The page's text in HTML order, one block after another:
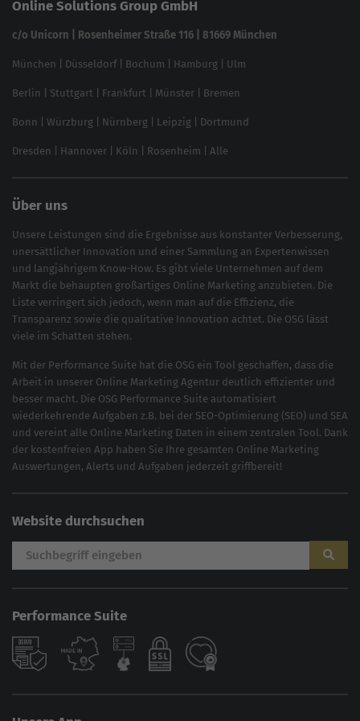
feed2content.ai
In ChatGPT gefunden werden
Linkbuilding 2025
Local SEO
SEO für Online Shops
Brand Monitoring 2025
Online Solutions Group GmbH
c/o Unicorn | Rosenheimer Straße 116 | 81669 München
München Düsseldorf| Bochum Hamburg Ulm
Berlin Stuttgart Frankfurt Münster Bremen
Bonn Würzburg Nürnberg Leipzig Dortmund
Dresden Hannover Köln Rosenheim Alle
Über uns
Unsere Leistungen sind die Ergebnisse aus konstanter Verbesserung,
unersättlicher Innovation und einer Sammlung an Expertenwissen
und langjährigem Know-How. Es gibt viele Unternehmen auf dem
Markt die behaupten großartiges Online Marketing anzubieten. Die
Liste verringert sich jedoch, wenn man auf die Effizienz, die
Transparenz sowie die qualitative Innovation achtet. Die OSG lässt
viele im Schatten stehen.
Mit der Performance Suite hat die OSG ein Tool geschaffen, dass die
Arbeit in unserer Online Marketing Agentur deutlich effizienter und
besser macht. Die OSG Performance Suite automatisiert
wiederkehrende Aufgaben z.B. bei der SEO-Optimierung (SEO) und SEA
und vereint alle Online Marketing Daten in einem zentralen Tool. Dank
der kostenfreien App haben Sie Ihre gesamten Online Marketing
Auswertungen, Alerts und Aufgaben jederzeit griffbereit!
Website durchsuchen
Performance Suite